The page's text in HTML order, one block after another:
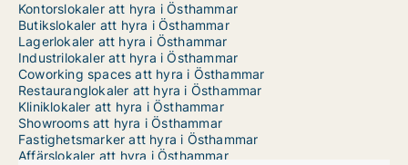
Kontorslokaler att hyra i Östhammar
Butikslokaler att hyra i Östhammar
Lagerlokaler att hyra i Östhammar
Industrilokaler att hyra i Östhammar
Coworking spaces att hyra i Östhammar
Restauranglokaler att hyra i Östhammar
Kliniklokaler att hyra i Östhammar
Showrooms att hyra i Östhammar
Fastighetsmarker att hyra i Östhammar
Affärslokaler att hyra i Östhammar